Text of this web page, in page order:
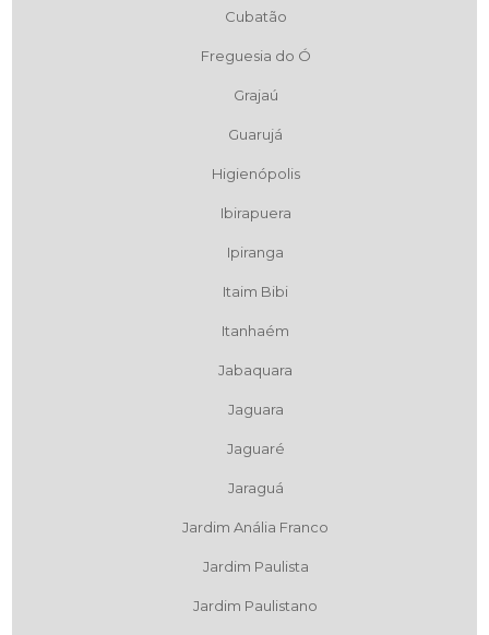
Cubatão
Freguesia do Ó
Grajaú
Guarujá
Higienópolis
Ibirapuera
Ipiranga
Itaim Bibi
Itanhaém
Jabaquara
Jaguara
Jaguaré
Jaraguá
Jardim Anália Franco
Jardim Paulista
Jardim Paulistano